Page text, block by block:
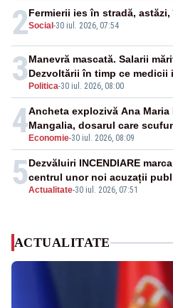
2Social -30 iul. 2026, 07:54
Fermierii ies în stradă,
3 Politica-30 iul. 2026, 08:00
Manevră mascată. Salarii
Dezvoltării în timp ce medicii
4 Economie-30 iul. 2026, 08:09
Ancheta explozivă Ana
Mangalia, dosarul care
5Actualitate-30 iul. 2026, 07:51
Dezvăluiri INCENDIARE
centrul unor noi acuzații
ACTUALITATE